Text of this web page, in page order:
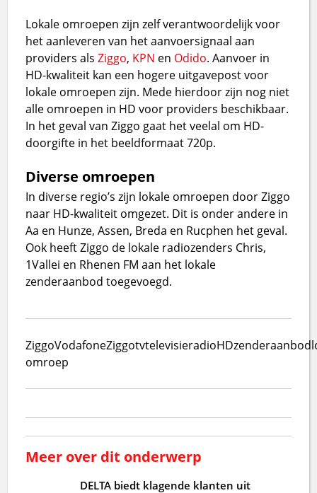
Lokale omroepen zijn zelf verantwoordelijk voor
het aanleveren van het aanvoersignaal aan
providers alsZiggo, KPN en Odido. Aanvoer in
HD-kwaliteit kan een hogere uitgavepost voor
lokale omroepen zijn. Mede hierdoor zijn nog niet
alle omroepen in HD voor providers beschikbaar.
In het geval van Ziggo gaat het veelal om HD-
doorgifte in het beeldformaat 720p.
Diverse omroepen
In diverse regio’s zijn lokale omroepen door Ziggo
naar HD-kwaliteit omgezet. Dit is onder andere in
Aa en Hunze, Assen, Breda en Rucphen het geval.
Ook heeft Ziggo de lokale radiozenders Chris,
1Vallei en Rhenen FM aan het lokale
zenderaanbod toegevoegd.
ZiggoVodafoneZiggotvtelevisieradioHDzenderaanbod
omroep
Meer over dit onderwerp
DELTA biedt klagende klanten uit